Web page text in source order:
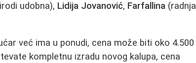
udobna), Lidija Jovanović, Farfallina (radnja
već ima u ponudi, cena može biti oko 4.500
kompletnu izradu novog kalupa, cena